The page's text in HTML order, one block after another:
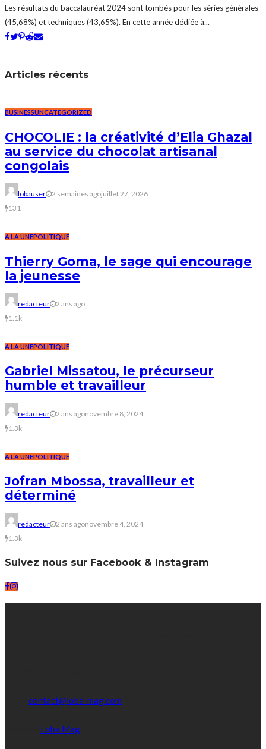
Les résultats du baccalauréat 2024 sont tombés pour les séries générales
(45,68%) et techniques (43,65%). En cette année dédiée à...
Articles récents
BUSINESSUNCATEGORIZED
CHOCOLIE : la créativité d’Elia Ghazal
au service du chocolat artisanal
congolais
lobauser 2 semaines agojuillet 27, 2026
131
A LA UNEPOLITIQUE
Thierry Goma, le sage qui encourage
la jeunesse
redacteur
2 ans ago
1.1k
A LA UNEPOLITIQUE
Gabriel Missatou, le précurseur
humble et travailleur
redacteur 2 ans agonovembre 8, 2024
1.3k
A LA UNEPOLITIQUE
Jofran Mbossa, travailleur et
déterminé
redacteur 2 ans agonovembre 4, 2024
1.3k
Suivez nous sur Facebook & Instagram
contact@loba-mag.com
Loba Mag